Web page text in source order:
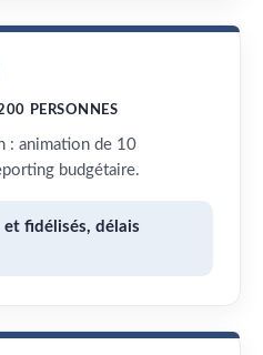
PERSONNES
: animation de 10
budgétaire.
fidélisés, délais